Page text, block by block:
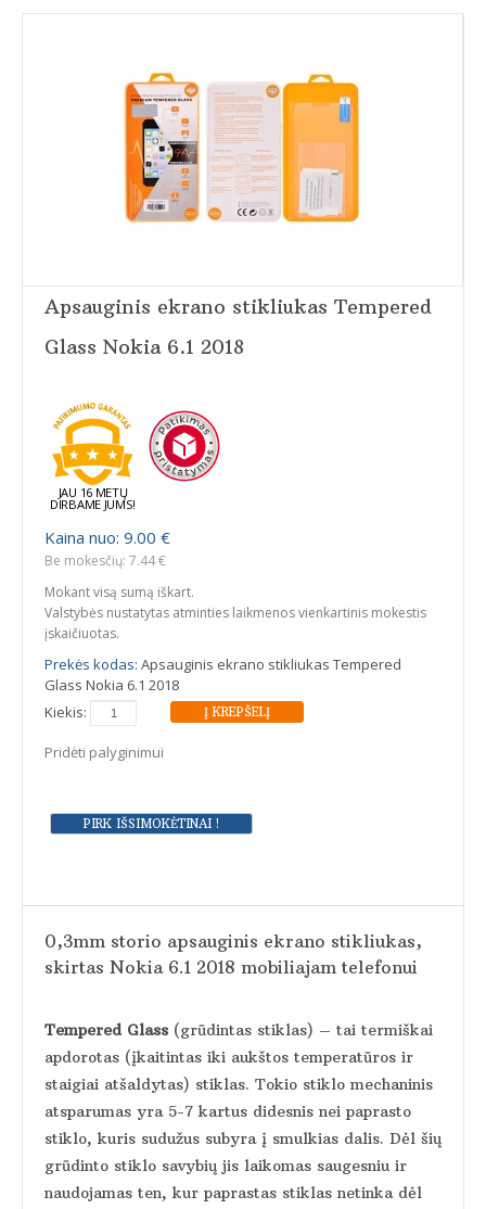
Apsauginis ekrano stikliukas Tempered
Glass Nokia 6.1 2018
JAU 16 METŲ
DIRBAME JUMS!
Kaina nuo: 9.00 €
Be mokesčių: 7.44 €
Mokant visą sumą iškart.
Valstybės nustatytas atminties laikmenos vienkartinis mokestis
įskaičiuotas.
Prekės kodas: Apsauginis ekrano stikliukas Tempered
Glass Nokia 6.1 2018
Kiekis:
Pridėti palyginimui
0,3mm storio apsauginis ekrano stikliukas,
skirtas Nokia 6.1 2018 mobiliajam telefonui
Tempered Glass (grūdintas stiklas) – tai termiškai
apdorotas (įkaitintas iki aukštos temperatūros ir
staigiai atšaldytas) stiklas. Tokio stiklo mechaninis
atsparumas yra 5-7 kartus didesnis nei paprasto
stiklo, kuris sudužus subyra į smulkias dalis. Dėl šių
grūdinto stiklo savybių jis laikomas saugesniu ir
naudojamas ten, kur paprastas stiklas netinka dėl